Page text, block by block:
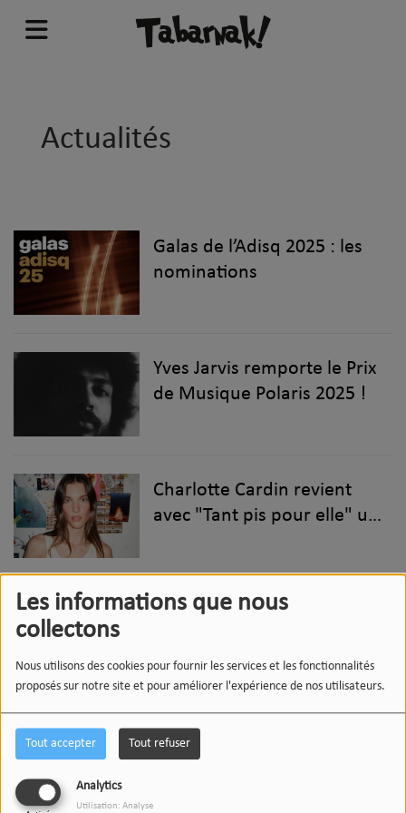
Les informations que nous
collectons
Nous utilisons des cookies pour fournir les services et les fonctionnalités
proposés sur notre site et pour améliorer l'expérience de nos utilisateurs.
Tout accepter Tout refuser
Analytics
Utilisation: Analyse
Actualités
Galas de l’Adisq 2025 : les
nominations
Yves Jarvis remporte le Prix
de Musique Polaris 2025 !
Charlotte Cardin revient
avec "Tant pis pour elle" un
10 sorties à ne pas
2025
Mort Rose revient avec
"Troisième place" et